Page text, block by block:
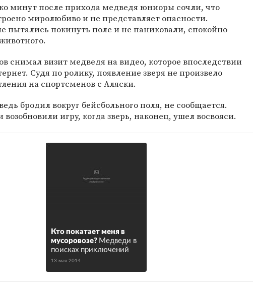
минут после прихода медведя юниоры сочли, что
миролюбиво и не представляет опасности.
пытались покинуть поле и не паниковали, спокойно
снимал визит медведя на видео, которое впоследствии
Судя по ролику, появление зверя не произвело
на спортсменов с Аляски.
бродил вокруг бейсбольного поля, не сообщается.
игру, когда зверь, наконец, ушел восвояси.
Кто покатает меня в
мусоровозе? Медведи в
поисках приключений
13 мая 2014